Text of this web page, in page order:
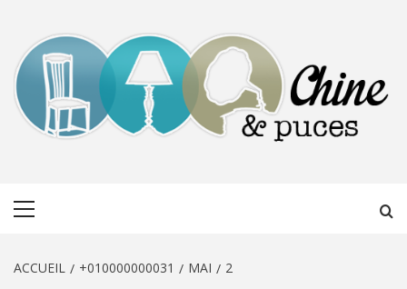
ACCUEIL +010000000031 MAI 2